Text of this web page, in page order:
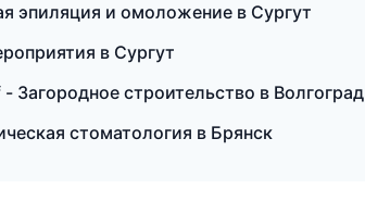
эпиляция и омоложение в Сургут
в Сургут
Загородное строительство в Волгоград
стоматология в Брянск